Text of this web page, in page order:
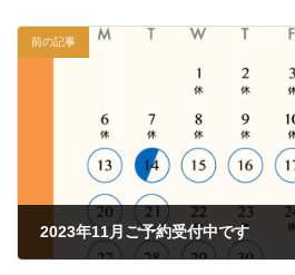
前の記事
2023年11月ご予約受付中です